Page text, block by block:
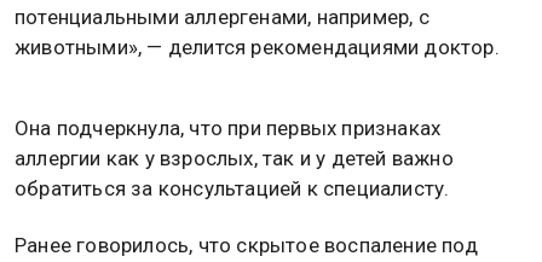
потенциальными аллергенами, например, с
животными», — делится рекомендациями доктор.
Она подчеркнула, что при первых признаках
аллергии как у взрослых, так и у детей важно
обратиться за консультацией к специалисту.
Ранее говорилось, что скрытое воспаление под